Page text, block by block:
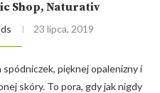
Shop, Naturativ
23 lipca, 2019
pięknej opalenizny i
skóry. To pora, gdy jak nigdy